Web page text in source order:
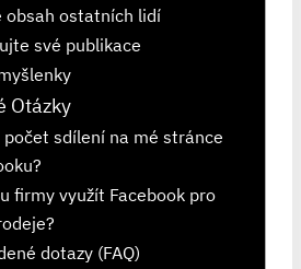
obsah ostatních lidí
své publikace
Otázky
sdílení na mé stránce
firmy využít Facebook pro
dotazy (FAQ)